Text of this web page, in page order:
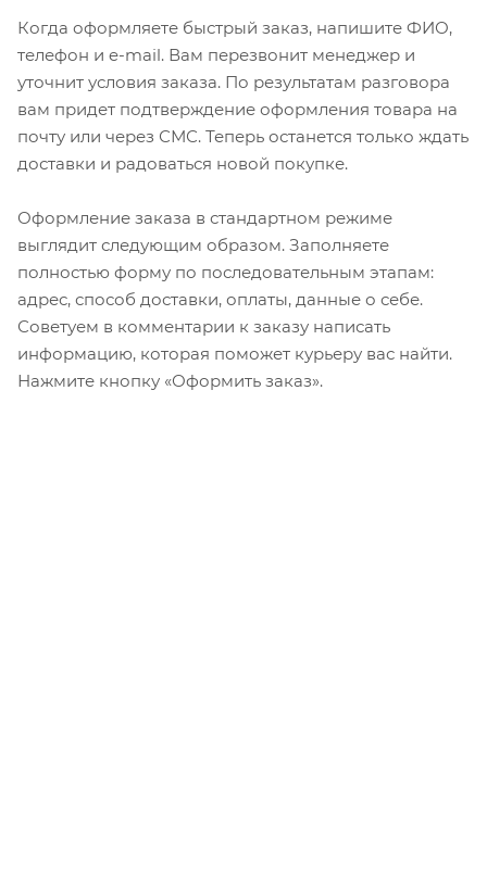
Когда оформляете быстрый заказ, напишите ФИО,
телефон и e-mail. Вам перезвонит менеджер и
уточнит условия заказа. По результатам разговора
вам придет подтверждение оформления товара на
почту или через СМС. Теперь останется только ждать
доставки и радоваться новой покупке.
Оформление заказа в стандартном режиме
выглядит следующим образом. Заполняете
полностью форму по последовательным этапам:
адрес, способ доставки, оплаты, данные о себе.
Советуем в комментарии к заказу написать
информацию, которая поможет курьеру вас найти.
Нажмите кнопку «Оформить заказ».